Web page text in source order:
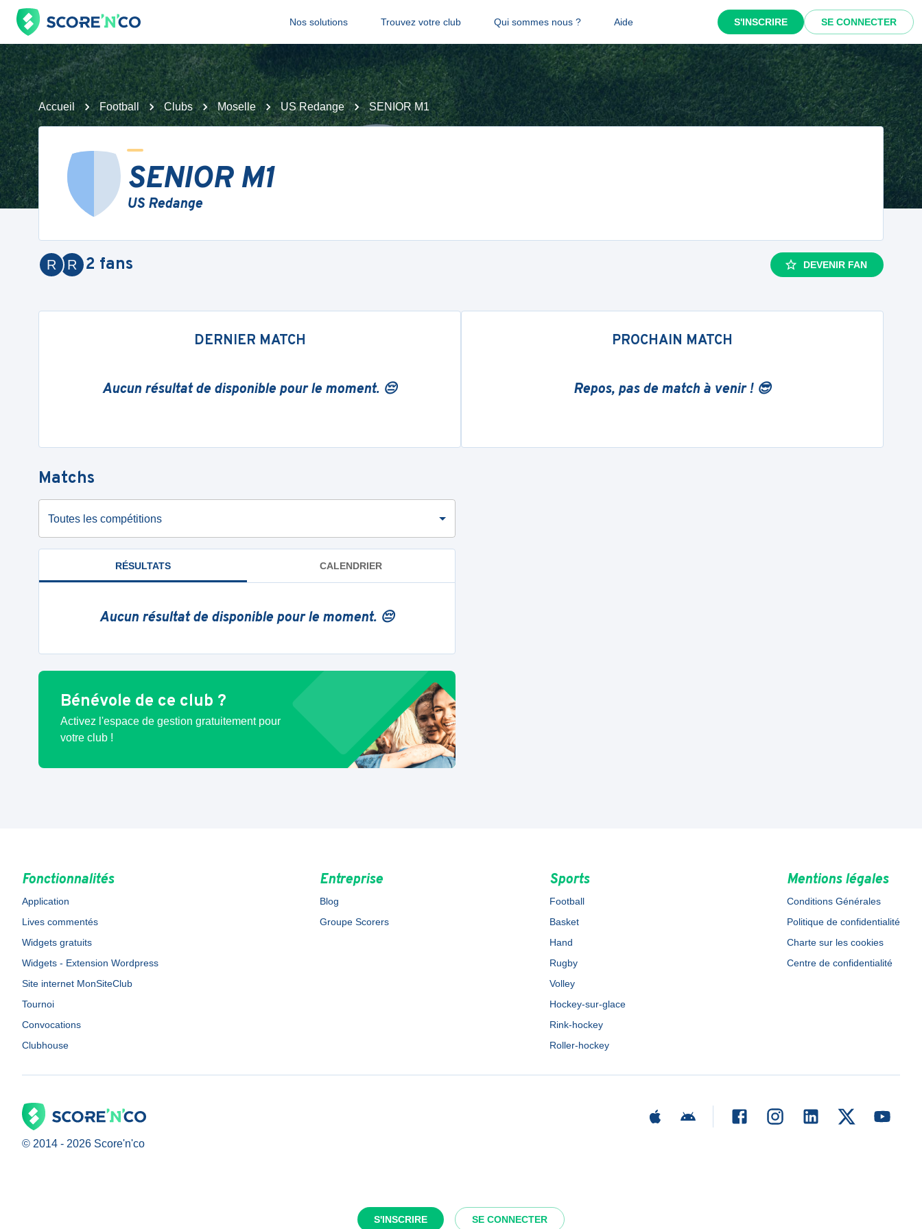
Nos solutions Trouvez votre club Qui sommes nous ? Aide S'INSCRIRE SE CONNECTER
S'INSCRIRE SE CONNECTER
Accueil Football Clubs Moselle US Redange SENIOR M1
SENIOR M1
US Redange
R
R 2 fans DEVENIR FAN
DERNIER MATCH
Aucun résultat de disponible pour le moment. 😔
PROCHAIN MATCH
Repos, pas de match à venir ! 😎
Matchs
Toutes les compétitions
RÉSULTATS CALENDRIER
Aucun résultat de disponible pour le moment. 😔
Bénévole de ce club ?
Activez l'espace de gestion gratuitement pour
votre club !
Fonctionnalités
Application
Lives commentés
Widgets gratuits
Widgets - Extension Wordpress
Site internet MonSiteClub
Tournoi
Convocations
Clubhouse
Entreprise
Blog
Groupe Scorers
Sports
Football
Basket
Hand
Rugby
Volley
Hockey-sur-glace
Rink-hockey
Roller-hockey
Mentions légales
Conditions Générales
Politique de confidentialité
Charte sur les cookies
Centre de confidentialité
© 2014 - 2026 Score'n'co